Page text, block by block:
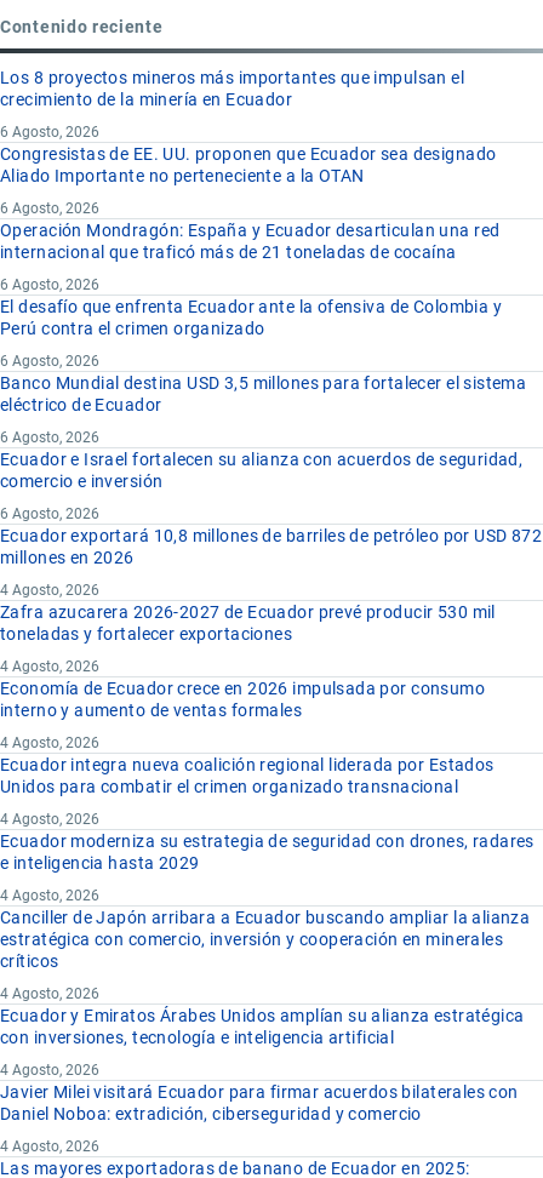
Contenido reciente
Los 8 proyectos mineros más importantes que impulsan el
crecimiento de la minería en Ecuador
6 Agosto, 2026
Congresistas de EE. UU. proponen que Ecuador sea designado
Aliado Importante no perteneciente a la OTAN
6 Agosto, 2026
Operación Mondragón: España y Ecuador desarticulan una red
internacional que traficó más de 21 toneladas de cocaína
6 Agosto, 2026
El desafío que enfrenta Ecuador ante la ofensiva de Colombia y
Perú contra el crimen organizado
6 Agosto, 2026
Banco Mundial destina USD 3,5 millones para fortalecer el sistema
eléctrico de Ecuador
6 Agosto, 2026
Ecuador e Israel fortalecen su alianza con acuerdos de seguridad,
comercio e inversión
6 Agosto, 2026
Ecuador exportará 10,8 millones de barriles de petróleo por USD 872
millones en 2026
4 Agosto, 2026
Zafra azucarera 2026-2027 de Ecuador prevé producir 530 mil
toneladas y fortalecer exportaciones
4 Agosto, 2026
Economía de Ecuador crece en 2026 impulsada por consumo
interno y aumento de ventas formales
4 Agosto, 2026
Ecuador integra nueva coalición regional liderada por Estados
Unidos para combatir el crimen organizado transnacional
4 Agosto, 2026
Ecuador moderniza su estrategia de seguridad con drones, radares
e inteligencia hasta 2029
4 Agosto, 2026
Canciller de Japón arribara a Ecuador buscando ampliar la alianza
estratégica con comercio, inversión y cooperación en minerales
críticos
4 Agosto, 2026
Ecuador y Emiratos Árabes Unidos amplían su alianza estratégica
con inversiones, tecnología e inteligencia artificial
4 Agosto, 2026
Javier Milei visitará Ecuador para firmar acuerdos bilaterales con
Daniel Noboa: extradición, ciberseguridad y comercio
4 Agosto, 2026
Las mayores exportadoras de banano de Ecuador en 2025: